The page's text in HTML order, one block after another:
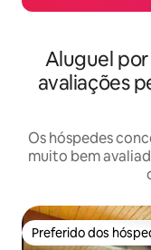
Aluguel
avaliações
Os hóspedes
muito bem
Preferido dos
Preferido dos